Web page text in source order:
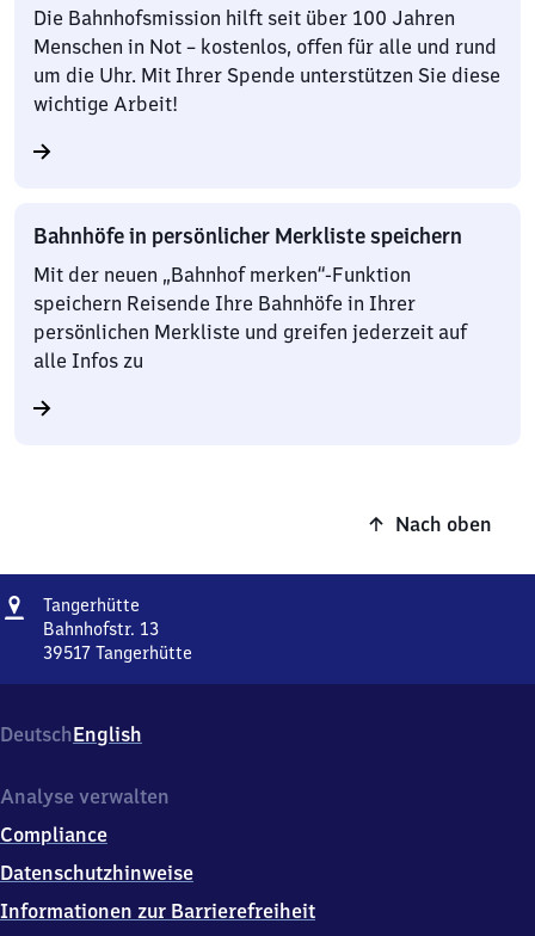
Die Bahnhofsmission hilft seit über 100 Jahren
Menschen in Not – kostenlos, offen für alle und rund
um die Uhr. Mit Ihrer Spende unterstützen Sie diese
wichtige Arbeit!
Bahnhöfe in persönlicher Merkliste speichern
Mit der neuen „Bahnhof merken“-Funktion
speichern Reisende Ihre Bahnhöfe in Ihrer
persönlichen Merkliste und greifen jederzeit auf
alle Infos zu
Nach oben
Adresse
Tangerhütte
Bahnhofstr. 13
39517 Tangerhütte
13,
3
5
7
Tangerhütte
DeutschEnglish
Analyse verwalten
Compliance
Datenschutzhinweise
Informationen zur Barrierefreiheit